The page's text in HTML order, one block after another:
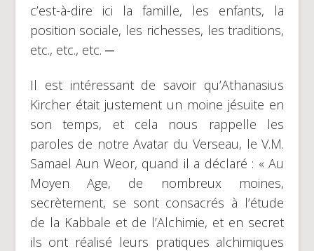
c’est-à-dire ici la famille, les enfants, la
position sociale, les richesses, les traditions,
etc., etc., etc. ─
Il est intéressant de savoir qu’Athanasius
Kircher était justement un moine jésuite en
son temps, et cela nous rappelle les
paroles de notre Avatar du Verseau, le V.M.
Samael Aun Weor, quand il a déclaré : « Au
Moyen Age, de nombreux moines,
secrètement, se sont consacrés à l’étude
de la Kabbale et de l’Alchimie, et en secret
ils ont réalisé leurs pratiques alchimiques